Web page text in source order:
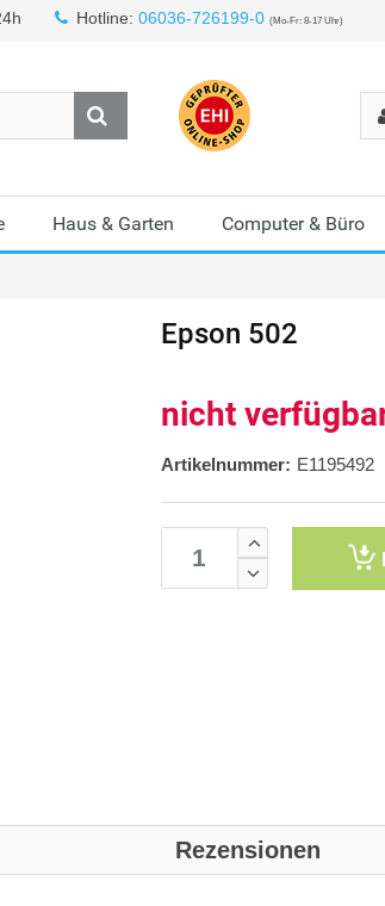
Hotline: 06036-726199-0 (Mo-Fr: 8-17 Uhr)
Haus & Garten Computer & Büro
Epson 502
nicht
Artikelnummer: E1195492
Rezensionen